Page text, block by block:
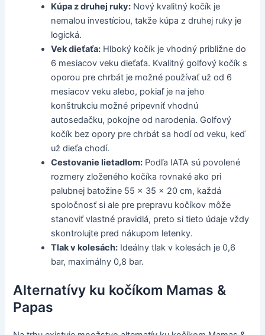
Kúpa z druhej ruky: Nový kvalitný kočík je
nemalou investíciou, takže kúpa z druhej ruky je
logická.
Vek dieťaťa: Hlboký kočík je vhodný približne do
6 mesiacov veku dieťaťa. Kvalitný golfový kočík s
oporou pre chrbát je možné používať už od 6
mesiacov veku alebo, pokiaľ je na jeho
konštrukciu možné pripevniť vhodnú
autosedačku, pokojne od narodenia. Golfový
kočík bez opory pre chrbát sa hodí od veku, keď
už dieťa chodí.
Cestovanie lietadlom: Podľa IATA sú povolené
rozmery zloženého kočíka rovnaké ako pri
palubnej batožine 55 × 35 × 20 cm, každá
spoločnosť si ale pre prepravu kočíkov môže
stanoviť vlastné pravidlá, preto si tieto údaje vždy
skontrolujte pred nákupom letenky.
Tlak v kolesách: Ideálny tlak v kolesách je 0,6
bar, maximálny 0,8 bar.
Alternatívy ku kočíkom Mamas &
Papas